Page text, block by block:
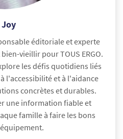
Joy
éditoriale et experte
vieillir pour TOUS ERGO.
les défis quotidiens liés
l'accessibilité et à l'aidance
concrètes et durables.
une information fiable et
famille à faire les bons